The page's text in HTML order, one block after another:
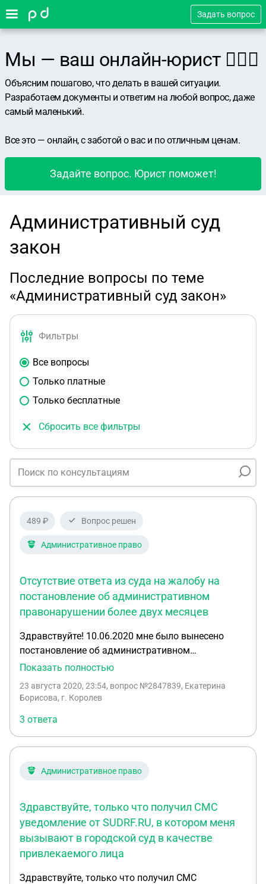
Задать вопрос
Мы — ваш онлайн-юрист 👨🏻‍⚖️
Объясним пошагово, что делать в вашей ситуации.
Разработаем документы и ответим на любой вопрос, даже
самый маленький.
Все это — онлайн, с заботой о вас и по отличным ценам.
Задайте вопрос. Юрист поможет!
Административный суд
закон
Последние вопросы по теме
«Административный суд закон»
Фильтры
Все вопросы
Только платные
Только бесплатные
Сбросить все фильтры
489 ₽ Вопрос решен
Административное право
Отсутствие ответа из суда на жалобу на
постановление об административном
правонарушении более двух месяцев
Здравствуйте! 10.06.2020 мне было вынесено
постановление об административном
правонарушении. 16.06.2020 я подала жалобу в
моё отсутствие и направить копию решения мне
какой-либо ответ из суда отсутствует, и 16.08.
данный штраф появился в моем аккаунте на
портале "Госуслуги". Что может означать
отсутствие ответа из суда и как долго суд может
рассматривать жалобу? Какими должны быть
прошествии какого срока при отсутствии ответа
стоит подавать жалобу в верховный суд? Заранее
спасибо!
Показать полностью
23 августа 2020, 23:54, вопрос №2847839, Екатерина
Борисова, г. Королев
3 ответа
Административное право
Здравствуйте, только что получил СМС
уведомление от SUDRF.RU, в котором меня
вызывают в городской суд в качестве
привлекаемого лица
Здравствуйте, только что получил СМС